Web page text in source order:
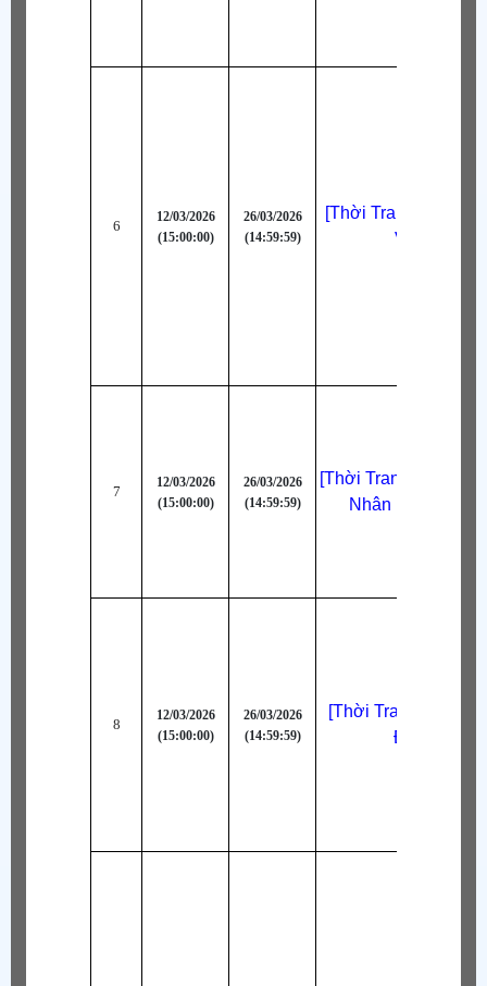
6
12/03/2026
(15:00:00)
26/03/2026
(14:59:59)
[Thời Trang Bậc A+]
Vui Vẻ
7
12/03/2026
(15:00:00)
26/03/2026
(14:59:59)
[Thời Trang Bậc AA]
Nhân Kiếm
8
12/03/2026
(15:00:00)
26/03/2026
(14:59:59)
[Thời Trang Bậc
Đi Học